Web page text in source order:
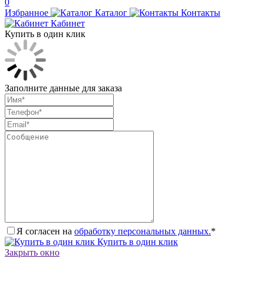
Избранное
Каталог
Контакты
Кабинет
Купить в один клик
Заполните данные для заказа
Я согласен на обработку персональных данных.*
Купить в один клик
Закрыть окно